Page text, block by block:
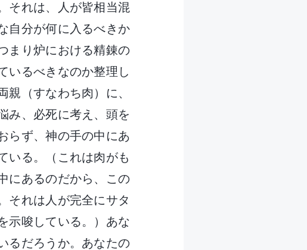
それは、人が皆相当混
自分が何に入るべきか
まり炉における精錬の
いるべきなのか整理し
（すなわち肉）に、
み、必死に考え、頭を
らず、神の手の中にあ
いる。（これは肉がも
にあるのだから、この
それは人が完全にサタ
示唆している。）あな
るだろうか。あなたの